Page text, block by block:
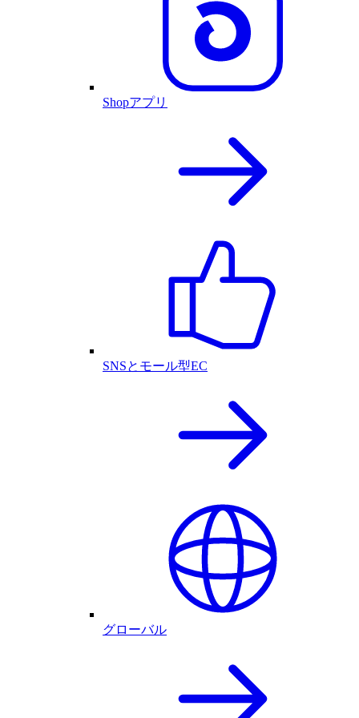
Shopアプリ
SNSとモール型EC
グローバル